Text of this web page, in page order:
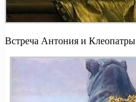
Встреча Антония и Клеопатры